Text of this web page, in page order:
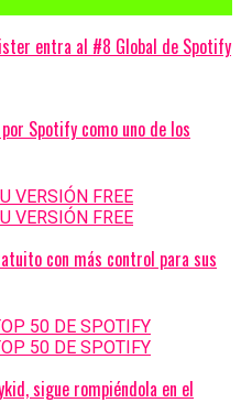
entra al #8 Global de Spotify
Spotify como uno de los
con más control para sus
sigue rompiéndola en el